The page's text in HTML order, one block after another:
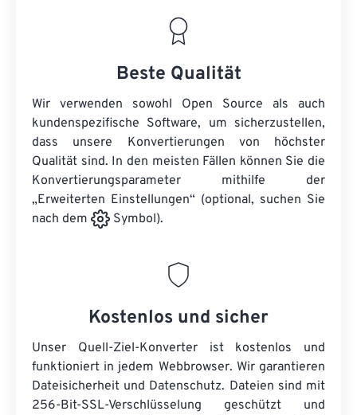
Beste Qualität
Wir verwenden sowohl Open Source als auch
kundenspezifische Software, um sicherzustellen,
dass unsere Konvertierungen von höchster
Qualität sind. In den meisten Fällen können Sie die
Konvertierungsparameter mithilfe der
„Erweiterten Einstellungen“ (optional, suchen Sie
nach dem
Symbol).
Kostenlos und sicher
Unser Quell-Ziel-Konverter ist kostenlos und
funktioniert in jedem Webbrowser. Wir garantieren
Dateisicherheit und Datenschutz. Dateien sind mit
256-Bit-SSL-Verschlüsselung geschützt und